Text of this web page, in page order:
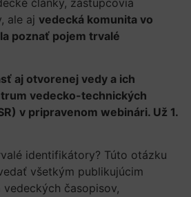
ale aj vedecká komunita vo
poznať pojem trvalé
aj otvorenej vedy a ich
vedecko-technických
v pripravenom webinári. Už 1.
identifikátory? Túto otázku
všetkým publikujúcim
časopisov,